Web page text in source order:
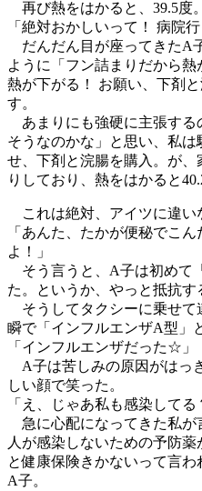
再び熱をはかると、39.5度。
「絶対おかしいって！ 病院
だんだん目が座ってきたA
ように「フン詰まりだから
熱が下がる！ お願い、下剤
す。
あまりにも強硬に主張する
そうなのかな」と思い、私
せ、下剤と浣腸を購入。が
りしており、熱をはかると
これは絶対、アイツに違
「あんた、たかが便秘でこ
よ！」
そう言うと、A子は初めて
た。というか、やっと抵抗す
そうしてタクシーに乗せて
瞬で「インフルエンザA型」
「インフルエンザだった☆」
A子は苦しみの原因がはっ
しい顔で笑った。
「え、じゃあ私も感染してる
急に心配になってきた私が
人が感染しないための予防
と健康保険きかないって言
A子。